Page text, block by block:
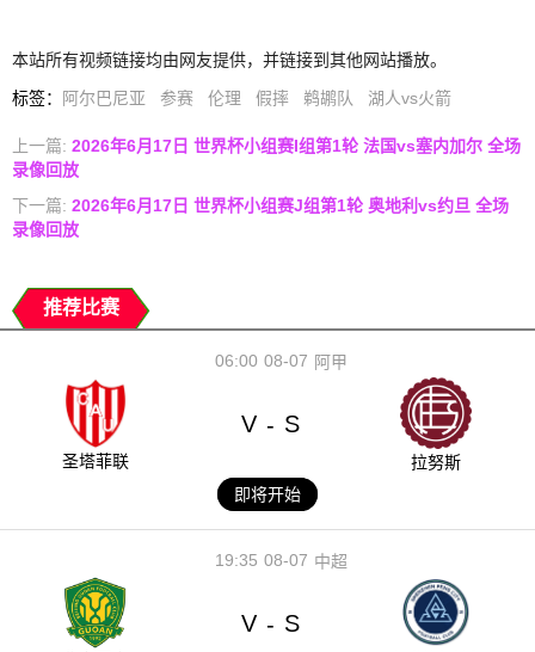
本站所有视频链接均由网友提供，并链接到其他网站播放。
标签： 阿尔巴尼亚 参赛 伦理 假摔 鹈鹕队 湖人vs火箭
上一篇: 2026年6月17日 世界杯小组赛I组第1轮 法国vs塞内加尔 全场
录像回放
下一篇: 2026年6月17日 世界杯小组赛J组第1轮 奥地利vs约旦 全场
录像回放
推荐比赛
08-07
06:00 阿甲
圣塔菲联
V - S
拉努斯
即将开始
08-07
19:35 中超
V - S